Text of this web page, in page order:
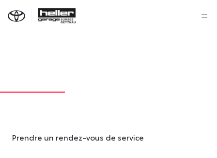
Prendre un rendez-vous de service